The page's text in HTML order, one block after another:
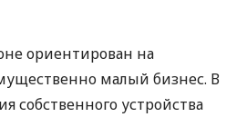
ориентирован на
малый бизнес. В
собственного устройства